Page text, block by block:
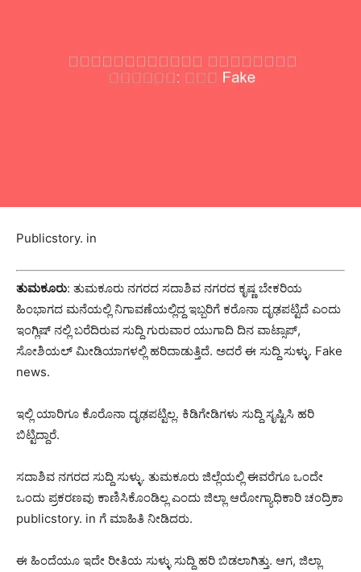
Publicstory. in
ತುಮಕೂರು: ತುಮಕೂರು ನಗರದ ಸದಾಶಿವ ನಗರದ ಕೃಷ್ಣ ಬೇಕರಿಯ
ಹಿಂಭಾಗದ ಮನೆಯಲ್ಲಿ ನಿಗಾವಣೆಯಲ್ಲಿದ್ದ ಇಬ್ಬರಿಗೆ ಕರೊನಾ ದೃಢಪಟ್ಟಿದೆ ಎಂದು
ಇಂಗ್ಲಿಷ್ ನಲ್ಲಿ ಬರೆದಿರುವ ಸುದ್ದಿ ಗುರುವಾರ ಯುಗಾದಿ ದಿನ ವಾಟ್ಸಾಪ್,
ಸೋಶಿಯಲ್ ಮೀಡಿಯಾಗಳಲ್ಲಿ ಹರಿದಾಡುತ್ತಿದೆ. ಅದರೆ ಈ ಸುದ್ದಿ ಸುಳ್ಳು. Fake
news.
ಇಲ್ಲಿ ಯಾರಿಗೂ ಕೊರೊನಾ ದೃಢಪಟ್ಟಿಲ್ಲ. ಕಿಡಿಗೇಡಿಗಳು ಸುದ್ದಿ ಸೃಷ್ಟಿಸಿ ಹರಿ
ಬಿಟ್ಟಿದ್ದಾರೆ.
ಸದಾಶಿವ ನಗರದ ಸುದ್ದಿ ಸುಳ್ಳು. ತುಮಕೂರು ಜಿಲ್ಲೆಯಲ್ಲಿ ಈವರೆಗೂ ಒಂದೇ
ಒಂದು ಪ್ರಕರಣವು ಕಾಣಿಸಿಕೊಂಡಿಲ್ಲ ಎಂದು ಜಿಲ್ಲಾ ಆರೋಗ್ಯಾಧಿಕಾರಿ ಚಂದ್ರಿಕಾ
publicstory. in ಗೆ ಮಾಹಿತಿ ನೀಡಿದರು.
ಈ ಹಿಂದೆಯೂ ಇದೇ ರೀತಿಯ ಸುಳ್ಳು ಸುದ್ದಿ‌ ಹರಿ ಬಿಡಲಾಗಿತ್ತು. ಆಗ, ಜಿಲ್ಲಾ